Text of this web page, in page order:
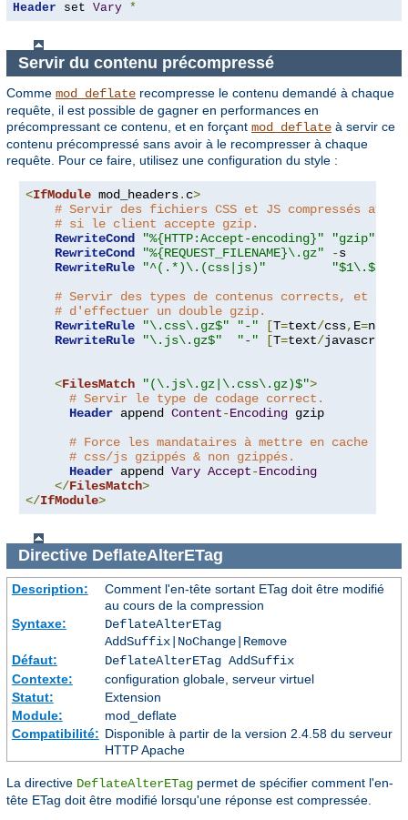
Header set Vary *
Servir du contenu précompressé
Comme mod_deflate recompresse le contenu demandé à chaque
requête, il est possible de gagner en performances en
précompressant ce contenu, et en forçant mod_deflate à servir ce
contenu précompressé sans avoir à le recompresser à chaque
requête. Pour ce faire, utilisez une configuration du style :
<IfModule mod_headers. c>
# Servir des fichiers CSS et JS compressés
# si le client accepte gzip.
RewriteCond
"%{HTTP:Accept-encoding}"
"gzip"
RewriteCond
"%{REQUEST_FILENAME}\.gz" -s
RewriteRule
"^(.*)\.(css|js)"
# Servir des types de contenus corrects, et
# d'effectuer un double gzip.
RewriteRule
"\.css\.gz$" "-" [T=text/css, E=no-
RewriteRule
"\.js\.gz$" "-" [T=text/javascript
<FilesMatch "(\.js\.gz|\.css\.gz)$">
# Servir le type de codage correct.
Header append Content-Encoding gzip
# Force les mandataires à mettre en cache
# css/js gzippés & non gzippés.
Header append Vary Accept-Encoding
</FilesMatch>
</IfModule>
Directive DeflateAlterETag
Description:
Comment l'en-tête sortant ETag doit être modifié
au cours de la compression
Syntaxe:
DeflateAlterETag
AddSuffix|NoChange|Remove
Défaut:
DeflateAlterETag AddSuffix
Contexte:
configuration globale, serveur virtuel
Statut:
Extension
Module:
mod_deflate
Compatibilité: Disponible à partir de la version 2.4.58 du serveur
HTTP Apache
La directive DeflateAlterETag permet de spécifier comment l'en-
tête ETag doit être modifié lorsqu'une réponse est compressée.